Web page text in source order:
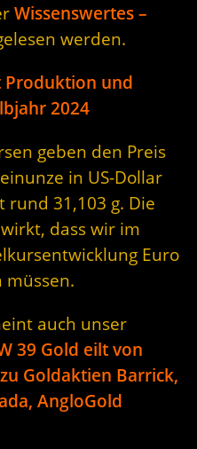
Wissenswertes –
werden.
Produktion und
2024
geben den Preis
in US-Dollar
rund 31,103 g. Die
dass wir im
Euro
müssen.
auch unser
39 Gold eilt von
Goldaktien Barrick,
AngloGold